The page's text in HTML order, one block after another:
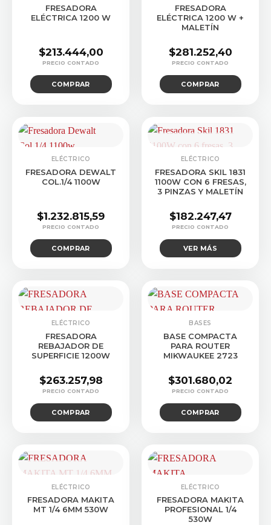
FRESADORA
ELÉCTRICA 1200 W
$213.444,00
COMPRAR
FRESADORA
ELÉCTRICA 1200 W +
MALETÍN
$281.252,40
COMPRAR
ELÉCTRICO
FRESADORA DEWALT
COL.1/4 1100W
$1.232.815,59
COMPRAR
ELÉCTRICO
FRESADORA SKIL 1831
1100W CON 6 FRESAS,
3 PINZAS Y MALETÍN
$182.247,47
VER MÁS
ELÉCTRICO
FRESADORA
REBAJADOR DE
SUPERFICIE 1200W
$263.257,98
COMPRAR
BASES
BASE COMPACTA
PARA ROUTER
MIKWAUKEE 2723
$301.680,02
COMPRAR
ELÉCTRICO
FRESADORA MAKITA
MT 1/4 6MM 530W
ELÉCTRICO
FRESADORA MAKITA
PROFESIONAL 1/4
530W